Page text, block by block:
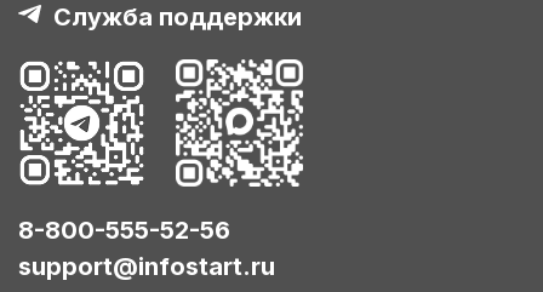
Служба поддержки
8-800-555-52-56
support@infostart.ru